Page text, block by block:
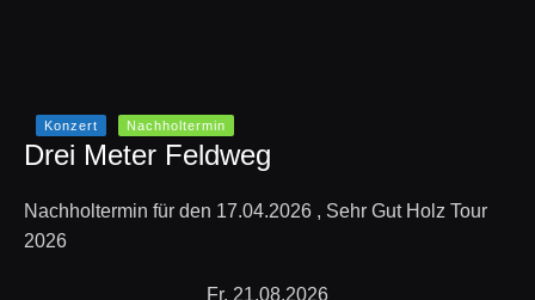
Konzert Nachholtermin
Drei Meter Feldweg
Nachholtermin für den 17.04.2026 , Sehr Gut Holz Tour
2026
Fr. 21.08.2026